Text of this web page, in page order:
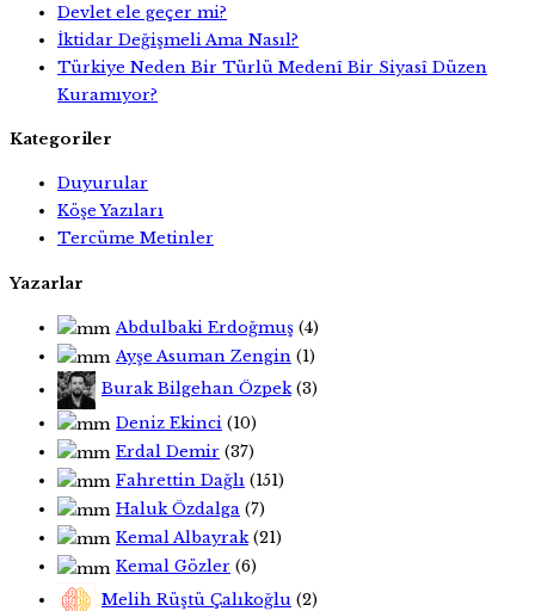
Devlet ele geçer mi?
İktidar Değişmeli Ama Nasıl?
Türkiye Neden Bir Türlü Medenî Bir Siyasî Düzen
Kuramıyor?
Kategoriler
Duyurular
Köşe Yazıları
Tercüme Metinler
Yazarlar
Abdulbaki Erdoğmuş (4)
Ayşe Asuman Zengin (1)
Burak Bilgehan Özpek(3)
Deniz Ekinci (10)
Erdal Demir (37)
Fahrettin Dağlı (151)
Haluk Özdalga (7)
Kemal Albayrak(21)
Kemal Gözler (6)
Melih Rüştü Çalıkoğlu (2)